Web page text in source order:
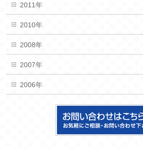
2011年
2010年
2008年
2007年
2006年